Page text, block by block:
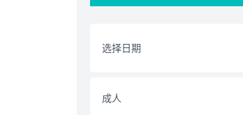
包含项
选择日期
成人